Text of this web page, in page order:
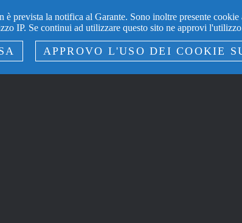
prevista la notifica al Garante. Sono inoltre presente
IP. Se continui ad utilizzare questo sito ne approvi
APPROVO L'USO DEI COOKIE